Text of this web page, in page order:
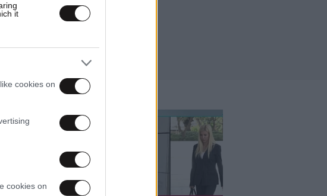
it
cookies on
cookies on